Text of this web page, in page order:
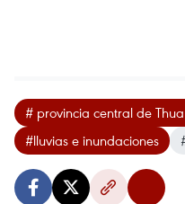
# provincia central de
#lluvias e inundaciones